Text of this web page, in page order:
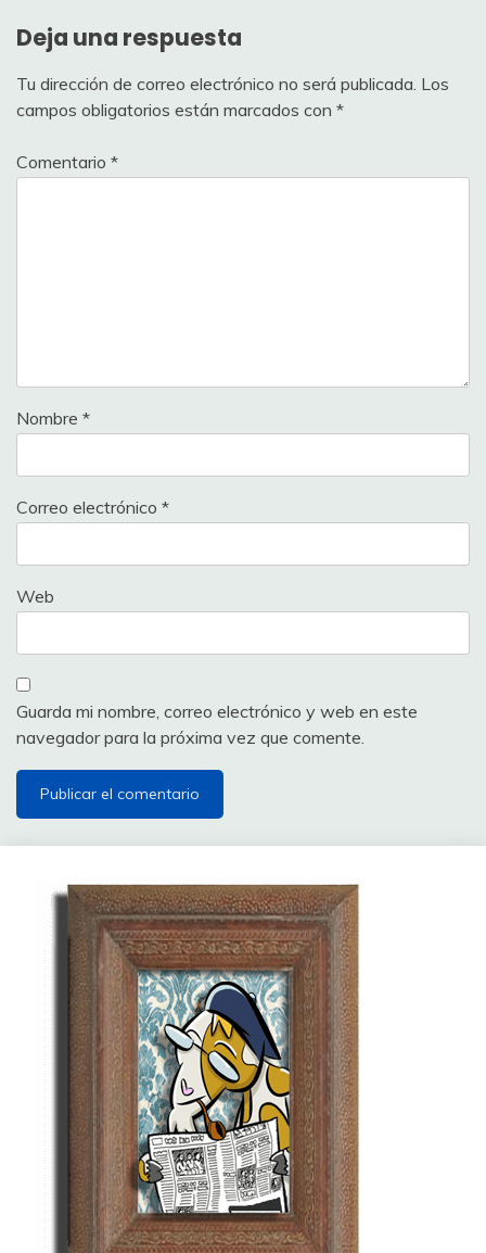
Deja una respuesta
Tu dirección de correo electrónico no será publicada. Los
campos obligatorios están marcados con *
Comentario *
Nombre *
Correo electrónico *
Web
Guarda mi nombre, correo electrónico y web en este
navegador para la próxima vez que comente.